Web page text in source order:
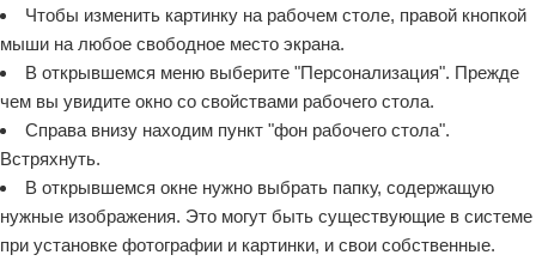
Чтобы изменить картинку на рабочем столе, правой кнопкой
мыши на любое свободное место экрана.
В открывшемся меню выберите "Персонализация". Прежде
чем вы увидите окно со свойствами рабочего стола.
Справа внизу находим пункт "фон рабочего стола".
Встряхнуть.
В открывшемся окне нужно выбрать папку, содержащую
нужные изображения. Это могут быть существующие в системе
при установке фотографии и картинки, и свои собственные.